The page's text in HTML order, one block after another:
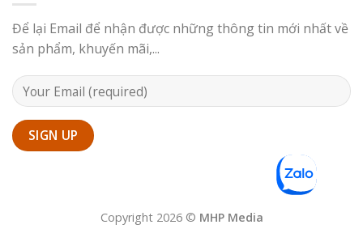
Để lại Email để nhận được những thông tin mới nhất về
sản phẩm, khuyến mãi,...
Copyright 2026 © MHP Media